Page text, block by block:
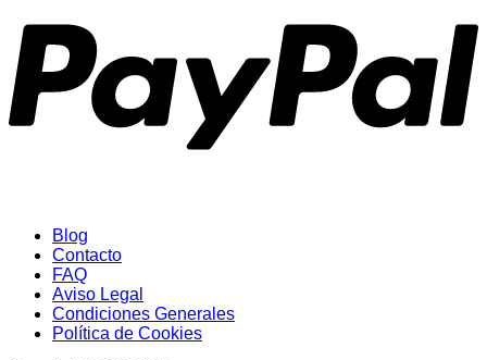
Blog
Contacto
FAQ
Aviso Legal
Condiciones Generales
Política de Cookies